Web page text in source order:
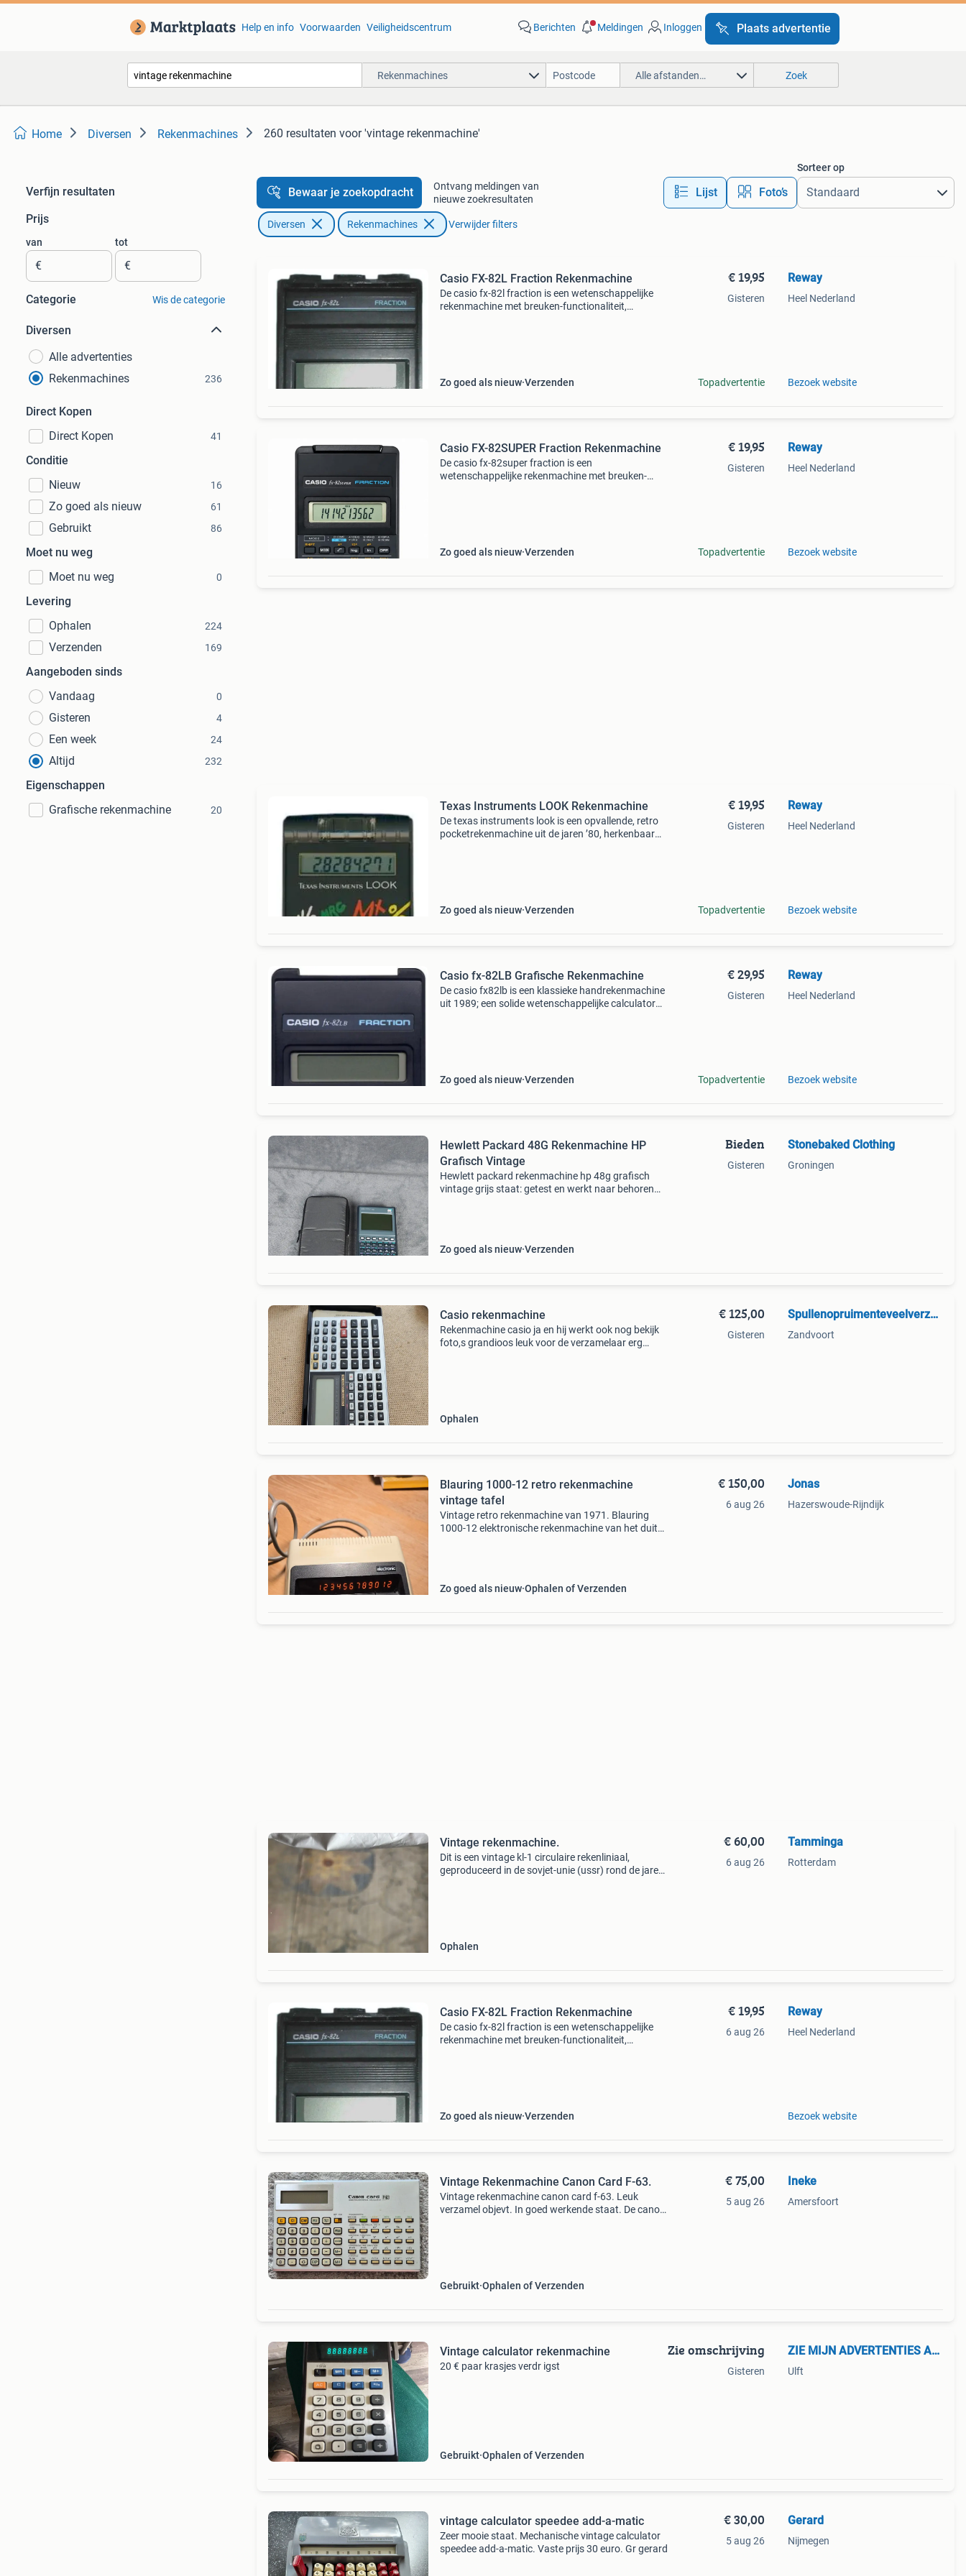
Help en info Voorwaarden Veiligheidscentrum Berichten Meldingen Inloggen Plaats advertentie
Rekenmachines Alle afstanden… Zoek
Home Diversen Rekenmachines 260 resultaten voor 'vintage rekenmachine'
Verfijn resultaten
Prijs
van
€
tot
€
Categorie Wis de categorie
Diversen
Alle advertenties
Rekenmachines
236
Direct Kopen
Direct Kopen
41
Conditie
Nieuw
16
Zo goed als nieuw 61
Gebruikt 86
Moet nu weg
Moet nu weg
0
Levering
Ophalen
224
Verzenden 169
Aangeboden sinds
Vandaag
0
Gisteren 4
Een week 24
Altijd 232
Eigenschappen
Grafische rekenmachine
20
Bewaar je zoekopdracht
Ontvang meldingen van
nieuwe zoekresultaten
Lijst Foto’s
Sorteer op
Diversen Rekenmachines Verwijder filters
Casio FX-82L Fraction Rekenmachine
De casio fx-82l fraction is een wetenschappelijke
rekenmachine met breuken-functionaliteit,
Zo goed als nieuw Verzenden
€ 19,95
Gisteren
Topadvertentie
Reway
Heel Nederland
Bezoek website
Casio FX-82SUPER Fraction Rekenmachine
De casio fx-82super fraction is een
wetenschappelijke rekenmachine met breuken-
Zo goed als nieuw Verzenden
€ 19,95
Gisteren
Topadvertentie
Reway
Heel Nederland
Bezoek website
Texas Instruments LOOK Rekenmachine
De texas instruments look is een opvallende, retro
pocketrekenmachine uit de jaren ’80, herkenbaar
Zo goed als nieuw Verzenden
€ 19,95
Gisteren
Topadvertentie
Reway
Heel Nederland
Bezoek website
Casio fx-82LB Grafische Rekenmachine
De casio fx82lb is een klassieke handrekenmachine
uit 1989; een solide wetenschappelijke calculator
Zo goed als nieuw Verzenden
€ 29,95
Gisteren
Topadvertentie
Reway
Heel Nederland
Bezoek website
Hewlett Packard 48G Rekenmachine HP
Grafisch Vintage
Hewlett packard rekenmachine hp 48g grafisch
vintage grijs staat: getest en werkt naar behoren
Zo goed als nieuw Verzenden
Bieden
Gisteren
Stonebaked Clothing
Groningen
Casio rekenmachine
Rekenmachine casio ja en hij werkt ook nog bekijk
foto,s grandioos leuk voor de verzamelaar erg
Ophalen
€ 125,00
Gisteren
Spullenopruimenteveelverzameld
Zandvoort
Blauring 1000-12 retro rekenmachine
vintage tafel
Vintage retro rekenmachine van 1971. Blauring
1000-12 elektronische rekenmachine van het duitse
Zo goed als nieuw Ophalen of Verzenden
€ 150,00
6 aug 26
Jonas
Hazerswoude-Rijndijk
Vintage rekenmachine.
Dit is een vintage kl-1 circulaire rekenliniaal,
geproduceerd in de sovjet-unie (ussr) rond de jaren
Ophalen
€ 60,00
6 aug 26
Tamminga
Rotterdam
Casio FX-82L Fraction Rekenmachine
De casio fx-82l fraction is een wetenschappelijke
rekenmachine met breuken-functionaliteit,
Zo goed als nieuw Verzenden
€ 19,95
6 aug 26
Reway
Heel Nederland
Bezoek website
Vintage Rekenmachine Canon Card F-63.
Vintage rekenmachine canon card f-63. Leuk
verzamel objevt. In goed werkende staat. De canon
Gebruikt Ophalen of Verzenden
€ 75,00
5 aug 26
Ineke
Amersfoort
Vintage calculator rekenmachine
20 € paar krasjes verdr igst
Gebruikt Ophalen of Verzenden
Zie omschrijving
Gisteren
ZIE MIJN ADVERTENTIES AUB
Ulft
vintage calculator speedee add-a-matic
Zeer mooie staat. Mechanische vintage calculator
speedee add-a-matic. Vaste prijs 30 euro. Gr gerard
€ 30,00
5 aug 26
Gerard
Nijmegen